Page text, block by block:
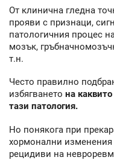
От клинична гледна
прояви с признаци,
патологичния процес
мозък,
т.н.
Често правилно
избягването на
тази патология.
Но понякога при
хормонални
рецидиви на